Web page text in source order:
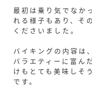
最初は乗り気でなか
れる様子もあり、そ
くださいました。
バイキングの内容は
バラエティーに富ん
けもとても美味しそ
です。